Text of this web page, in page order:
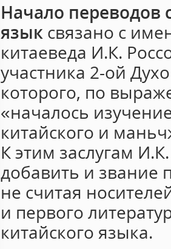
Начало переводов
языксвязано с
китаеведа И.К.
участника 2-ой
которого, по
«началось
китайского и
К этим заслугам
добавить и звание
не считая
и первого
китайского языка.